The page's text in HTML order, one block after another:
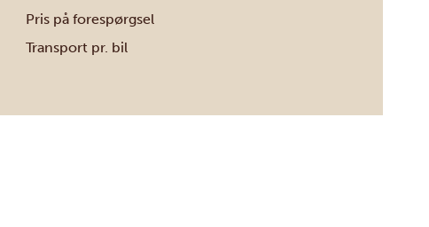
Pris på forespørgsel
Transport pr. bil